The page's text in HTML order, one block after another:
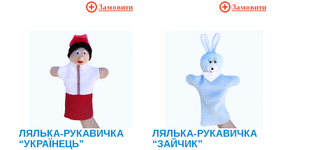
Замовити Замовити
ЛЯЛЬКА-РУКАВИЧКА
“УКРАЇНЕЦЬ”
ЛЯЛЬКА-РУКАВИЧКА
“ЗАЙЧИК”